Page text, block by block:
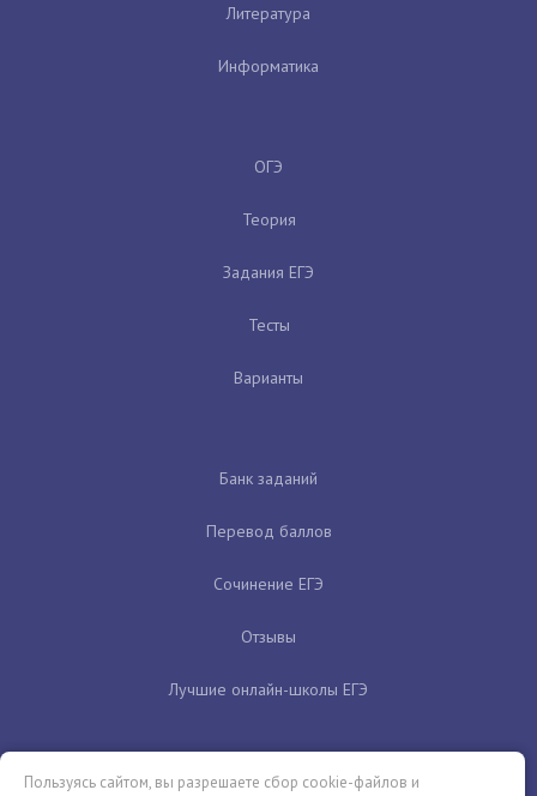
Литература
Информатика
ОГЭ
Теория
Задания ЕГЭ
Тесты
Варианты
Банк заданий
Перевод баллов
Сочинение ЕГЭ
Отзывы
Лучшие онлайн-школы ЕГЭ
Пользуясь сайтом, вы разрешаете сбор cookie-файлов и